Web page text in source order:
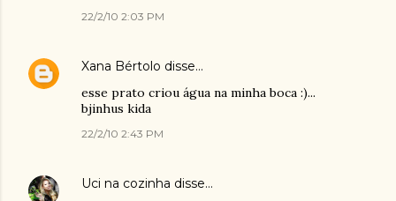
22/2/10 2:03 PM
Xana Bértolo disse…
esse prato criou água na minha boca :)...
bjinhus kida
22/2/10 2:43 PM
Uci na cozinha disse…